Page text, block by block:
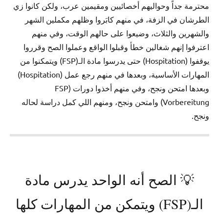
محترمة جداً وحواليهم أخصائيين ومقيمين عرب، ولكن كانوا زي
الطرشان في الزفة، في منهم كابَروا وظلهم مكملين الشهر
والشهرين والثلاث، وضيعوا على حالهم الوقت، وفي منهم
اعترفوا إنهم شغالين خطأ وقبلوا الواقع وعملوا الصح وقرروا
يوقفوا (Hospitation) حتى يدرسوا مادة الـ(FSP) ويتمكنوا من
المهارات الأساسية، وبعدها في منهم رجع عمل (Hospitation)
وبعدها امتحن ونجح، وفي منهم أخذوا دورات (FSP
Vorbereitung) وامتحن ونجح، ومنهم اللي كمل دراسة لحاله
ونجح.
💡 الصح أنه الواحد يدرس مادة
الـ(FSP) ويتمكن من المهارات كلها